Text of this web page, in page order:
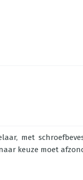
met
keuze moet